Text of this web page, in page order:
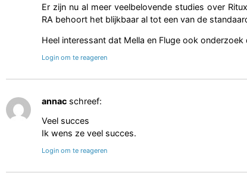
Er zijn nu al meer veelbelovende studies over
RA behoort het blijkbaar al tot een van de
Heel interessant dat Mella en Fluge ook
Login om te reageren
annac schreef:
Veel succes
Ik wens ze veel succes.
Login om te reageren